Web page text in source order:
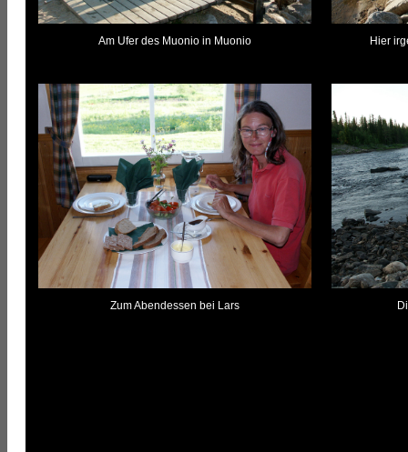
Am Ufer des Muonio in Muonio Hier
Zum Abendessen bei Lars